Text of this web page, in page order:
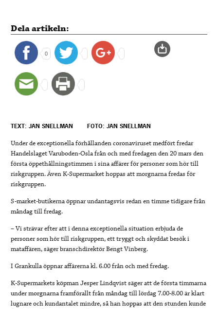
Dela artikeln:
0
TEXT: JAN SNELLMAN FOTO: JAN SNELLMAN
Under de exceptionella förhållanden coronaviruset medfört fredar
Handelslaget Varuboden-Osla från och med fredagen den 20 mars den
första öppethållningstimmen i sina affärer för personer som hör till
riskgruppen. Även K-Supermarket hoppas att morgnarna fredas för
riskgruppen.
S-market-butikerna öppnar undantagsvis redan en timme tidigare från
måndag till fredag.
– Vi strävar efter att i denna exceptionella situation erbjuda de
personer som hör till riskgruppen, ett tryggt och skyddat besök i
mataffären, säger branschdirektör Bengt Vinberg.
I Grankulla öppnar affärerna kl. 6.00 från och med fredag.
K-Supermarkets köpman Jesper Lindqvist säger att de första timmarna
under morgnarna framförallt från måndag till lördag 7.00-8.00 är klart
lugnare och kundantalet mindre, så han hoppas att den stunden kunde